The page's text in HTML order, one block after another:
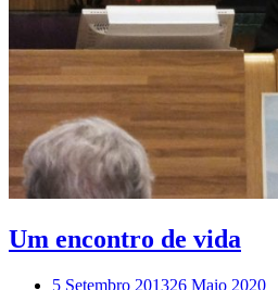
Um encontro de vida
5 Setembro 201326 Maio 2020